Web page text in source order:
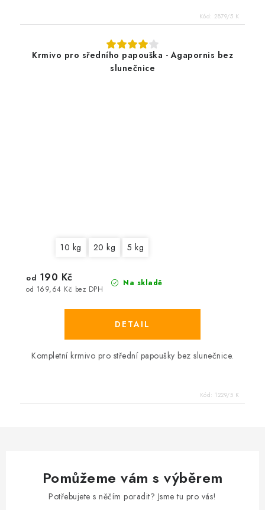
Kód: 2879/5 K
Krmivo pro sředního papouška - Agapornis bez
slunečnice
10 kg 20 kg 5 kg
Na skladě
od 169,64 Kč bez DPH
od 190 Kč
Kompletní krmivo pro střední papoušky bez slunečnice.
Kód: 1229/5 K
Pomůžeme vám s výběrem
Potřebujete s něčím poradit? Jsme tu pro vás!